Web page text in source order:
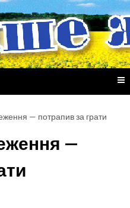
— потрапив за грати
—